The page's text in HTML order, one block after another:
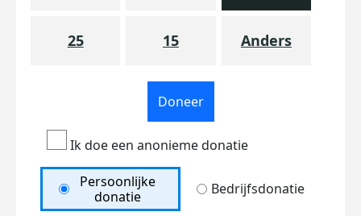
25 15 Anders
Doneer
Ik doe een anonieme donatie
Persoonlijke
donatie
Bedrijfsdonatie